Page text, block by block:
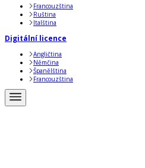
Francouzština
Ruština
Italština
Digitální licence
Angličtina
Němčina
Španělština
Francouzština